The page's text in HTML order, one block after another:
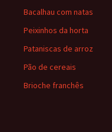
Bacalhau com natas
Peixinhos da horta
Pataniscas de arroz
Pão de cereais
Brioche franchês